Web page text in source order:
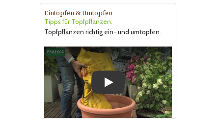
Eintopfen & Umtopfen
Tipps für Topfpflanzen.
Topfpflanzen richtig ein- und umtopfen.
Play